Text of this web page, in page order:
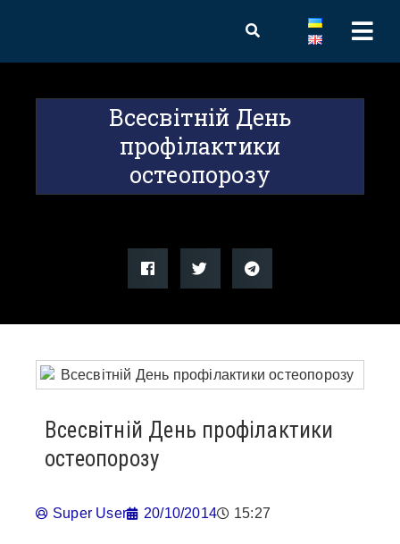
Всесвітній День
профілактики
остеопорозу
Всесвітній День профілактики
остеопорозу
Super User 20/10/2014 15:27